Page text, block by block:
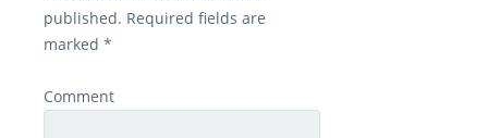
published. Required fields are
marked *
Comment